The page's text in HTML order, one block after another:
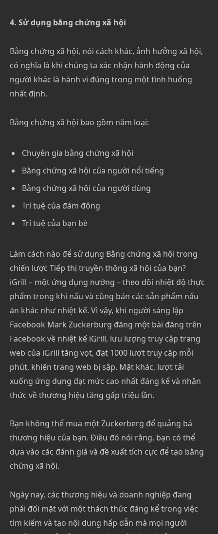
4. Sử dụng bằng chứng xã hội
Bằng chứng xã hội, nói cách khác, ảnh hưởng xã hội,
có nghĩa là khi chúng ta xác nhận hành động của
người khác là hành vi đúng trong một tình huống
nhất định.
Bằng chứng xã hội bao gồm năm loại:
Chuyên gia bằng chứng xã hội
Bằng chứng xã hội của người nổi tiếng
Bằng chứng xã hội của người dùng
Trí tuệ của đám đông
Trí tuệ của bạn bè
Làm cách nào để sử dụng Bằng chứng xã hội trong
chiến lược Tiếp thị truyền thông xã hội của bạn?
iGrill – một ứng dụng nướng – theo dõi nhiệt độ thực
phẩm trong khi nấu và cũng bán các sản phẩm nấu
ăn khác như nhiệt kế. Vì vậy, khi người sáng lập
Facebook Mark Zuckerburg đăng một bài đăng trên
Facebook về nhiệt kế iGrill, lưu lượng truy cập trang
web của iGrill tăng vọt, đạt 1000 lượt truy cập mỗi
phút, khiến trang web bị sập. Mặt khác, lượt tải
xuống ứng dụng đạt mức cao nhất đáng kể và nhận
thức về thương hiệu tăng gấp triệu lần.
Bạn không thể mua một Zuckerberg để quảng bá
thương hiệu của bạn. Điều đó nói rằng, bạn có thể
dựa vào các đánh giá và đề xuất tích cực để tạo bằng
chứng xã hội.
Ngày nay, các thương hiệu và doanh nghiệp đang
phải đối mặt với một thách thức đáng kể trong việc
tìm kiếm và tạo nội dung hấp dẫn mà mọi người